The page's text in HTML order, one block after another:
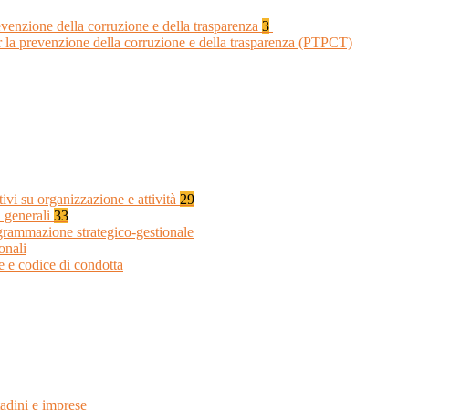
della corruzione e della trasparenza 3
la prevenzione della corruzione e della trasparenza (PTPCT)
su organizzazione e attività 29
33
strategico-gestionale
e codice di condotta
e imprese